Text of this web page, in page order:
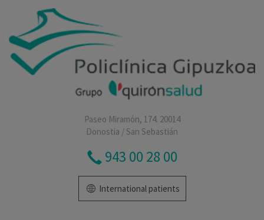
Paseo Miramón, 174. 20014
Donostia / San Sebastián
943 00 28 00
International patients